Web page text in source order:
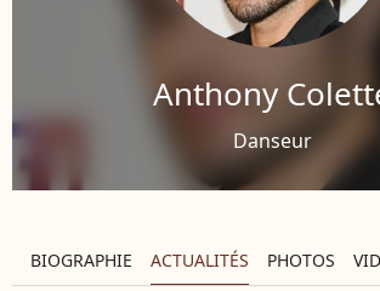
Anthony
Danseur
BIOGRAPHIE ACTUALITÉS PHOTOS